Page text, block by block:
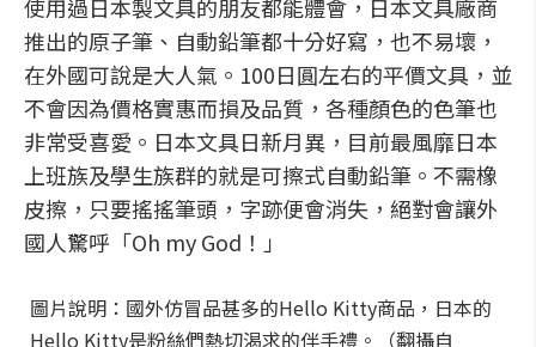
使用過日本製文具的朋友都能體會，日本文具廠商
推出的原子筆、自動鉛筆都十分好寫，也不易壞，
在外國可說是大人氣。100日圓左右的平價文具，並
不會因為價格實惠而損及品質，各種顏色的色筆也
非常受喜愛。日本文具日新月異，目前最風靡日本
上班族及學生族群的就是可擦式自動鉛筆。不需橡
皮擦，只要搖搖筆頭，字跡便會消失，絕對會讓外
國人驚呼「Oh my God！」
圖片說明：國外仿冒品甚多的Hello Kitty商品，日本的
Hello Kitty是粉絲們熱切渴求的伴手禮。（翻攝自